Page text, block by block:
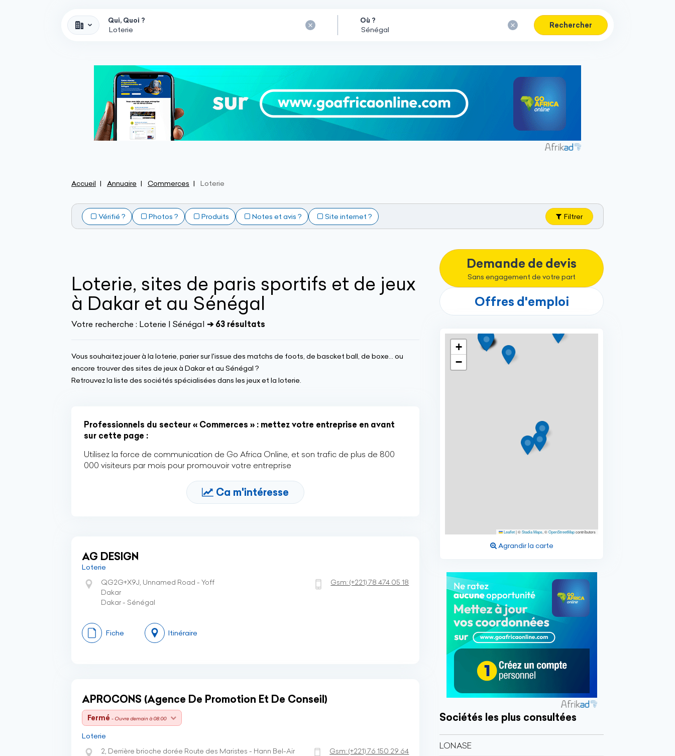
Qui, Quoi ? Où ?
Rechercher
Accueil Annuaire Commerces Loterie
Vérifié ? Photos ? Produits Notes et avis ? Site internet ? Filtrer
Loterie, sites de paris sportifs et de jeux
à Dakar et au Sénégal
Votre recherche : Loterie | Sénégal ➔ 63 résultats
Vous souhaitez jouer à la loterie, parier sur l'issue des matchs de foots, de bascket ball, de boxe... ou
encore trouver des sites de jeux à Dakar et au Sénégal ?
Retrouvez la liste des sociétés spécialisées dans les jeux et la loterie.
Professionnels du secteur « Commerces » : mettez votre entreprise en avant
sur cette page :
Utilisez la force de communication de Go Africa Online, et son trafic de plus de 800
000 visiteurs par mois pour promouvoir votre entreprise
Ca m'intéresse
AG DESIGN
Loterie
QG2G+X9J, Unnamed Road - Yoff
Dakar
Dakar - Sénégal
Gsm:(+221)78 474 05 18
Fiche Itinéraire
APROCONS (Agence De Promotion Et De Conseil)
Fermé - Ouvre demain à 08:00
Loterie
2, Derrière brioche dorée Route des Maristes - Hann Bel-Air
Gsm:(+221)76 150 29 64
Demande de devis
Sans engagement de votre part
Offres d'emploi
+
−
Leaflet|©Stadia Maps, ©OpenStreetMapcontributors
Agrandir la carte
Sociétés les plus consultées
LONASE